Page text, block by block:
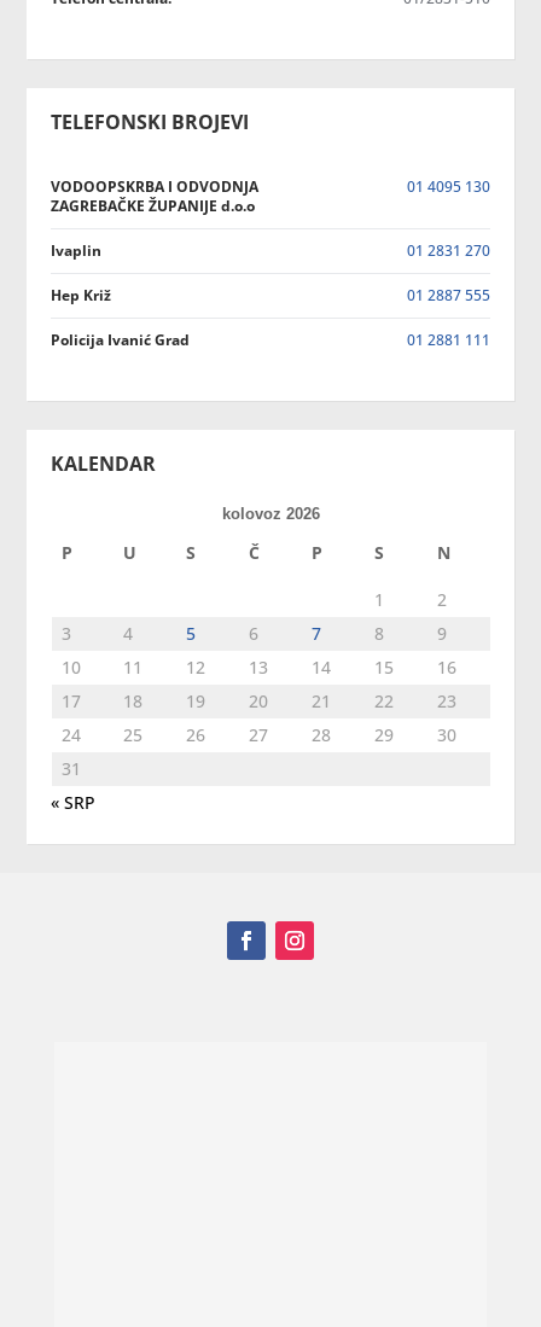
TELEFONSKI BROJEVI
VODOOPSKRBA I ODVODNJA
ZAGREBAČKE ŽUPANIJE d.o.o
01 4095 130
Ivaplin 01 2831 270
Hep Križ 01 2887 555
Policija Ivanić Grad 01 2881 111
KALENDAR
kolovoz 2026
P U S Č P S N
1
2
3
4 5 6 7 8
9
10
11 12 13 14 15
16
17
18 19 20 21 22
23
24
25 26 27 28 29
30
31
« SRP